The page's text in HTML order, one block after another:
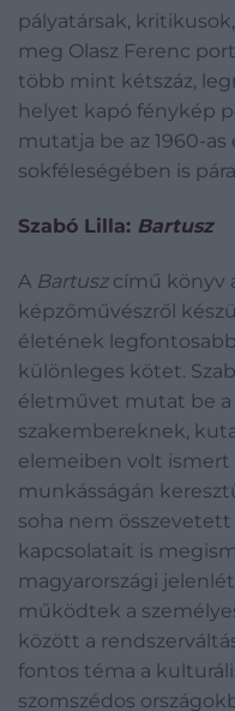
pályatársak,
meg Olasz Ferenc
több mint kétszáz,
helyet kapó fénykép
mutatja be az 1960-
sokféleségében is
Szabó Lilla: Bartusz
A Bartuszcímű könyv
képzőművészről
életének
különleges kötet.
életművet mutat be a
szakembereknek,
elemeiben volt ismert
munkásságán
soha nem
kapcsolatait is
magyarországi
működtek a
között a
fontos téma a
szomszédos